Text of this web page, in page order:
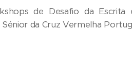
de Desafio da Escrita
da Cruz Vermelha